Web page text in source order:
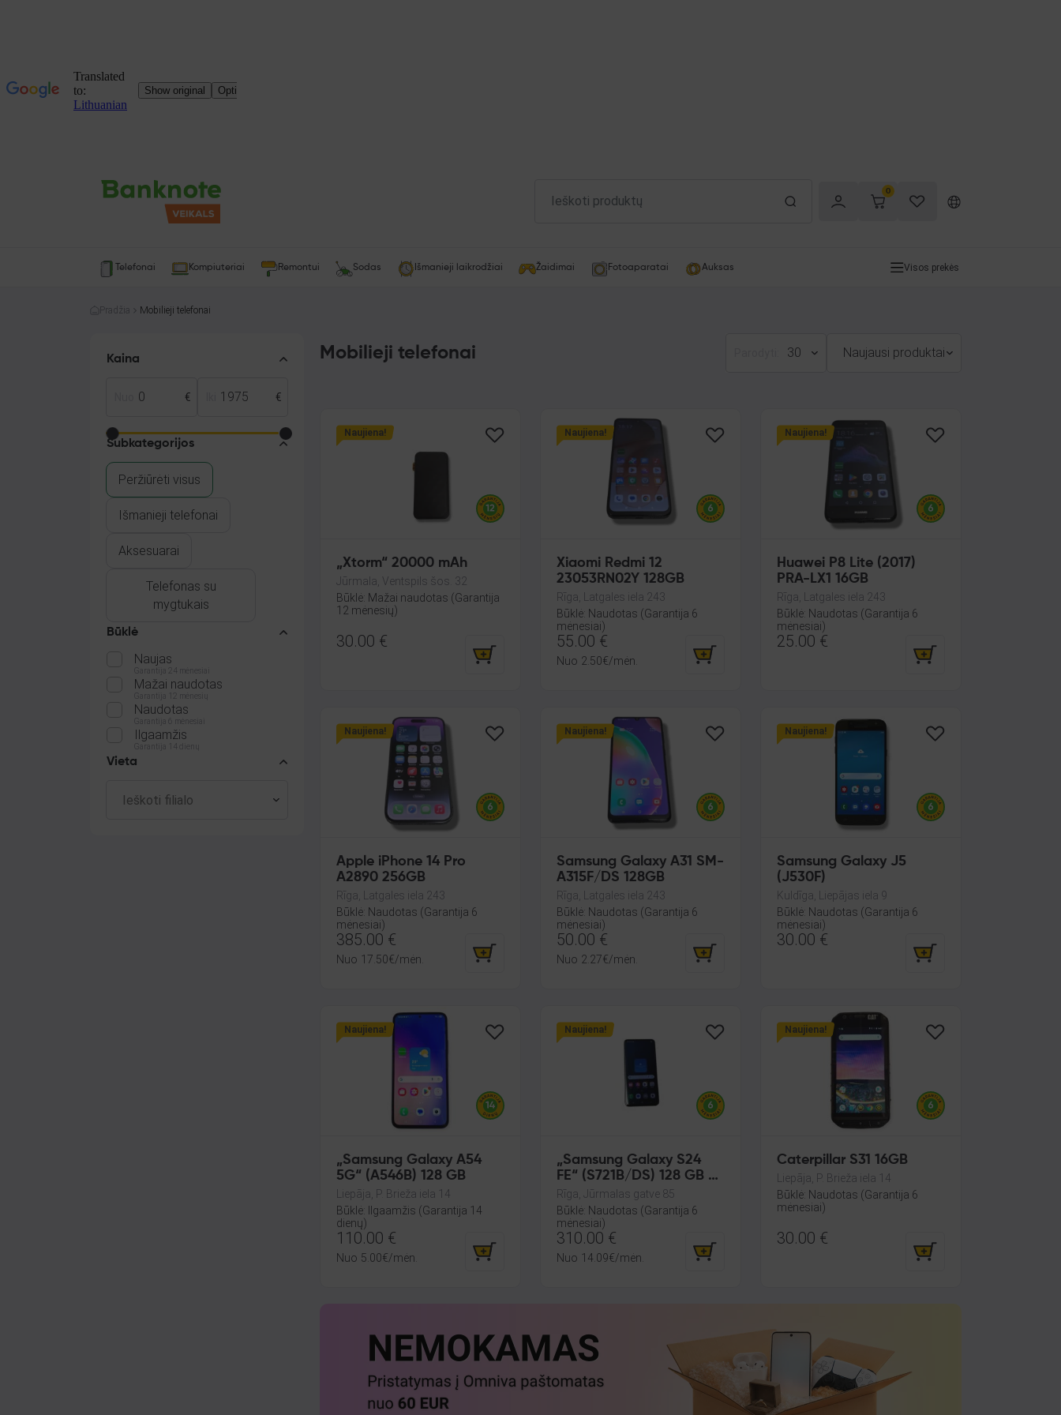
0
Telefonai Kompiuteriai Remontui Sodas Išmanieji laikrodžiai Žaidimai Fotoaparatai Auksas Visos prekės
Pradžia Mobilieji telefonai
Kaina
€ €
Subkategorijos
Peržiūrėti visus
Išmanieji telefonai
Aksesuarai
Telefonas su
mygtukais
Būklė
Naujas
Garantija 24 mėnesiai
Mažai naudotas
Garantija 12 mėnesių
Naudotas
Garantija 6 mėnesiai
Ilgaamžis
Garantija 14 dienų
Vieta
Mobilieji telefonai 30 Naujausi produktai
Naujiena!
„Xtorm“ 20000 mAh
Jūrmala, Ventspils šos. 32
Būklė: Mažai naudotas (Garantija
12 mėnesių)
30.00 €
Naujiena!
Xiaomi Redmi 12
23053RN02Y 128GB
Rīga, Latgales iela 243
Būklė: Naudotas (Garantija 6
mėnesiai)
55.00 €
Nuo 2.50€/mėn.
Naujiena!
Huawei P8 Lite (2017)
PRA-LX1 16GB
Rīga, Latgales iela 243
Būklė: Naudotas (Garantija 6
mėnesiai)
25.00 €
Naujiena!
Apple iPhone 14 Pro
A2890 256GB
Rīga, Latgales iela 243
Būklė: Naudotas (Garantija 6
mėnesiai)
385.00 €
Nuo 17.50€/mėn.
Naujiena!
Samsung Galaxy A31 SM-
A315F/DS 128GB
Rīga, Latgales iela 243
Būklė: Naudotas (Garantija 6
mėnesiai)
50.00 €
Nuo 2.27€/mėn.
Naujiena!
Samsung Galaxy J5
(J530F)
Kuldīga, Liepājas iela 9
Būklė: Naudotas (Garantija 6
mėnesiai)
30.00 €
Naujiena!
„Samsung Galaxy A54
5G“ (A546B) 128 GB
Liepāja, P. Brieža iela 14
Būklė: Ilgaamžis (Garantija 14
dienų)
110.00 €
Nuo 5.00€/mėn.
Naujiena!
„Samsung Galaxy S24
FE“ (S721B/DS) 128 GB 8
GB RAM
Rīga, Jūrmalas gatve 85
Būklė: Naudotas (Garantija 6
mėnesiai)
310.00 €
Nuo 14.09€/mėn.
Naujiena!
Caterpillar S31 16GB
Liepāja, P. Brieža iela 14
Būklė: Naudotas (Garantija 6
mėnesiai)
30.00 €